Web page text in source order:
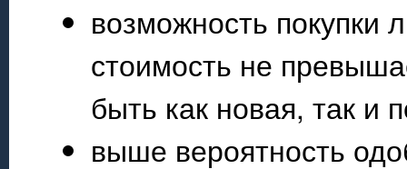
возможность покупки
стоимость не
быть как новая, так
выше вероятность